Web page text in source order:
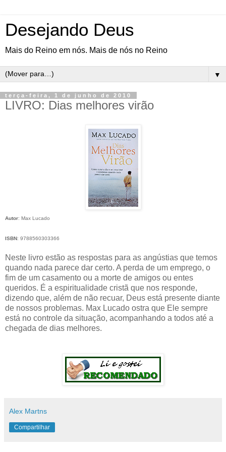
Desejando Deus
Mais do Reino em nós. Mais de nós no Reino
▼
terça-feira, 1 de junho de 2010
LIVRO: Dias melhores virão
Autor: Max Lucado
ISBN: 9788560303366
Neste livro estão as respostas para as angústias que temos
quando nada parece dar certo. A perda de um emprego, o
fim de um casamento ou a morte de amigos ou entes
queridos. É a espiritualidade cristã que nos responde,
dizendo que, além de não recuar, Deus está presente diante
de nossos problemas. Max Lucado ostra que Ele sempre
está no controle da situação, acompanhando a todos até a
chegada de dias melhores.
Alex Martns
Compartilhar